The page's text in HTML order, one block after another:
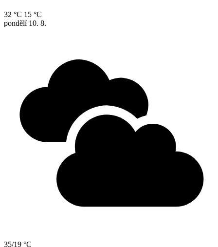
32 °C 15 °C
pondělí 10. 8.
35/19 °C